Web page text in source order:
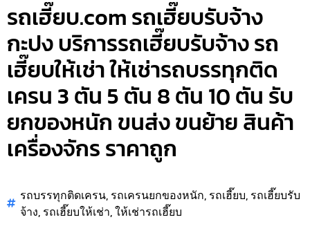
รถเฮี๊ยบ.com รถเฮี๊ยบรับจ้าง
กะปง บริการรถเฮี๊ยบรับจ้าง รถ
เฮี๊ยบให้เช่า ให้เช่ารถบรรทุกติด
เครน 3 ตัน 5 ตัน 8 ตัน 10 ตัน รับ
ยกของหนัก ขนส่ง ขนย้าย สินค้า
เครื่องจักร ราคาถูก
รถบรรทุกติดเครน, รถเครนยกของหนัก, รถเฮี๊ยบ, รถเฮี๊ยบรับ
จ้าง, รถเฮี๊ยบให้เช่า,ให้เช่ารถเฮี๊ยบ